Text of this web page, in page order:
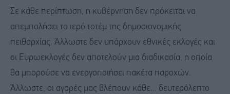
Σε κάθε περίπτωση, η κυβέρνηση δεν πρόκειται να
απεμπολήσει το ιερό τοτέμ της δημοσιονομικής
πειθαρχίας. Άλλωστε δεν υπάρχουν εθνικές εκλογές και
οι Ευρωεκλογές δεν αποτελούν μια διαδικασία, η οποία
θα μπορούσε να ενεργοποιήσει πακέτα παροχών.
Άλλωστε, οι αγορές μας βλέπουν κάθε... δευτερόλεπτο